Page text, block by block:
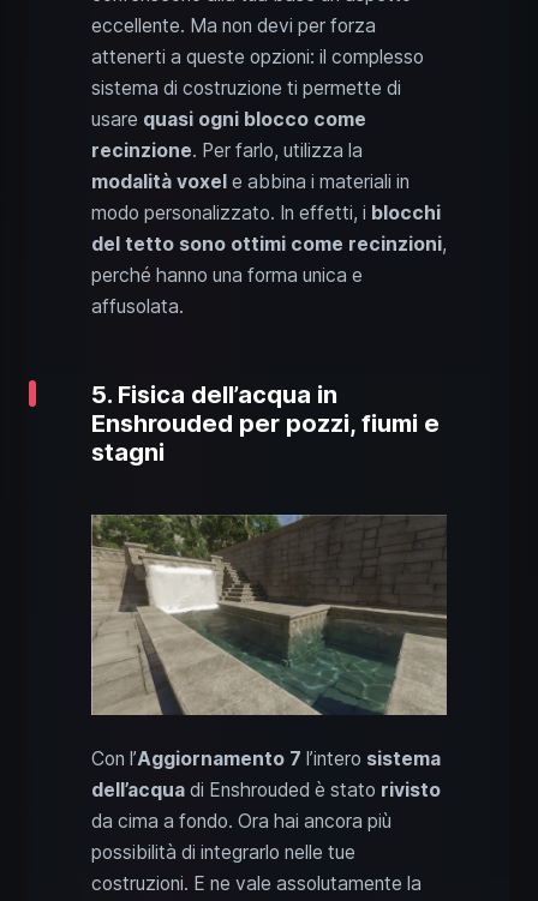
eccellente. Ma non devi per forza
attenerti a queste opzioni: il complesso
sistema di costruzione ti permette di
usare quasi ogni blocco come
recinzione. Per farlo, utilizza la
modalità voxel e abbina i materiali in
modo personalizzato. In effetti, i blocchi
del tetto sono ottimi come recinzioni,
perché hanno una forma unica e
affusolata.
5. Fisica dell’acqua in
Enshrouded per pozzi, fiumi e
stagni
Con l’Aggiornamento 7 l’intero sistema
dell’acqua di Enshrouded è stato rivisto
da cima a fondo. Ora hai ancora più
possibilità di integrarlo nelle tue
costruzioni. E ne vale assolutamente la